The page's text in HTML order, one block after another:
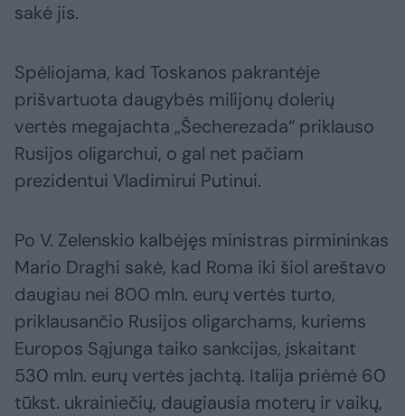
sakė jis.
Spėliojama, kad Toskanos pakrantėje
prišvartuota daugybės milijonų dolerių
vertės megajachta „Šecherezada“ priklauso
Rusijos oligarchui, o gal net pačiam
prezidentui Vladimirui Putinui.
Po V. Zelenskio kalbėjęs ministras pirmininkas
Mario Draghi sakė, kad Roma iki šiol areštavo
daugiau nei 800 mln. eurų vertės turto,
priklausančio Rusijos oligarchams, kuriems
Europos Sąjunga taiko sankcijas, įskaitant
530 mln. eurų vertės jachtą. Italija priėmė 60
tūkst. ukrainiečių, daugiausia moterų ir vaikų,